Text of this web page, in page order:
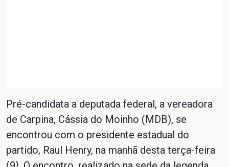
Pré-candidata a deputada federal, a vereadora
de Carpina, Cássia do Moinho (MDB), se
encontrou com o presidente estadual do
partido, Raul Henry, na manhã desta terça-feira